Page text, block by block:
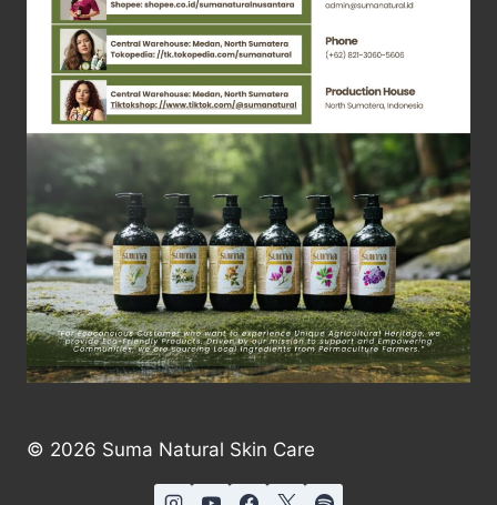
© 2026 Suma Natural Skin Care